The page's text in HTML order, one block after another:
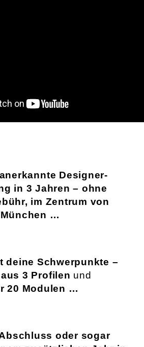
Designer-
in 3 Jahren – ohne
im Zentrum von
München …
deine Schwerpunkte –
3 Profilen und
20 Modulen …
oder sogar